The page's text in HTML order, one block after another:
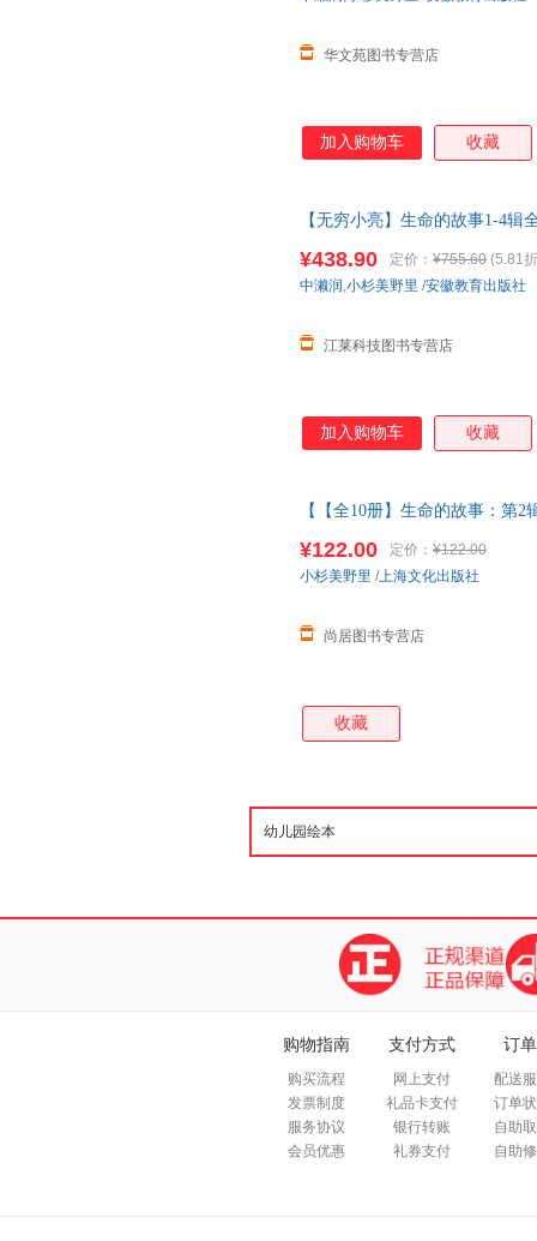
华文苑图书专营店
加入购物车 收藏
【无穷小亮】生命的故事1-4
¥438.90 定价： ¥755.60 (5.81
江莱科技图书专营店
中濑润 ,小杉美野里 /安徽教育出版社
加入购物车 收藏
【【全10册】生命的故事：第
¥122.00 定价： ¥122.00
尚居图书专营店
小杉美野里 /上海文化出版社
收藏
购物指南
购买流程
发票制度
服务协议
会员优惠
支付方式
网上支付
礼品卡支付
银行转账
礼券支付
订
配送
订单
自助
自助